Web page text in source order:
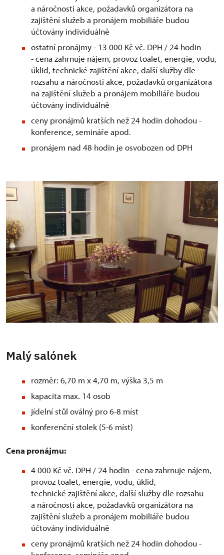
a náročnosti akce, požadavků organizátora na
zajištění služeb a pronájem mobiliáře budou
účtovány individuálně
ostatní pronájmy - 13 000 Kč vč. DPH / 24 hodin
- cena zahrnuje nájem, provoz toalet, energie, vodu,
úklid, technické zajištění akce, další služby dle
rozsahu a náročnosti akce, požadavků organizátora
na zajištění služeb a pronájem mobiliáře budou
účtovány individuálně
ceny pronájmů kratších než 24 hodin dohodou -
konference, semináře apod.
pronájem nad 48 hodin je osvobozen od DPH
Malý salónek
rozměr: 6,70 m x 4,70 m, výška 3,5 m
kapacita max. 14 osob
jídelní stůl oválný pro 6-8 míst
konferenční stolek (5-6 míst)
Cena pronájmu:
4 000 Kč vč. DPH / 24 hodin - cena zahrnuje nájem,
provoz toalet, energie, vodu, úklid,
technické zajištění akce, další služby dle rozsahu
a náročnosti akce, požadavků organizátora na
zajištění služeb a pronájem mobiliáře budou
účtovány individuálně
ceny pronájmů kratších než 24 hodin dohodou -